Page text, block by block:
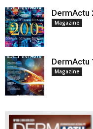
DermActu
Magazine
DermActu
Magazine